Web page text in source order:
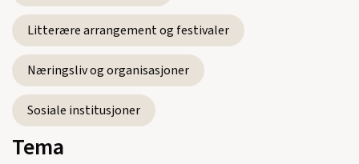
Se alle utgivelser
Litterære arrangement og festivaler
Næringsliv og organisasjoner
Sosiale institusjoner
Tema